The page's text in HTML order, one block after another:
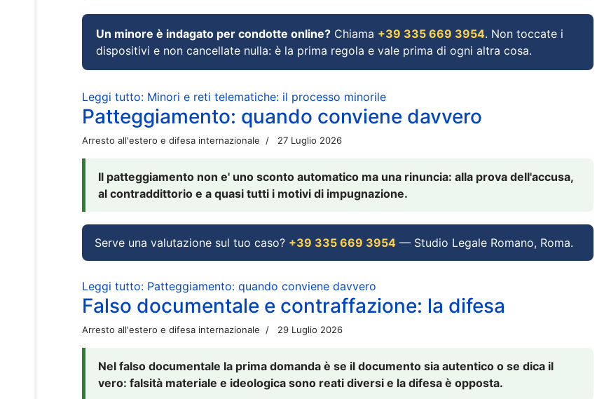
Un minore è indagato per condotte online? Chiama +39 335 669 3954. Non toccate i
dispositivi e non cancellate nulla: è la prima regola e vale prima di ogni altra cosa.
Leggi tutto: Minori e reti telematiche: il processo minorile
Patteggiamento: quando conviene davvero
Arresto all'estero e difesa internazionale 27 Luglio 2026
Il patteggiamento non e' uno sconto automatico ma una rinuncia: alla prova dell'accusa,
al contraddittorio e a quasi tutti i motivi di impugnazione.
Serve una valutazione sul tuo caso? +39 335 669 3954 — Studio Legale Romano, Roma.
Leggi tutto: Patteggiamento: quando conviene davvero
Falso documentale e contraffazione: la difesa
Arresto all'estero e difesa internazionale 29 Luglio 2026
Nel falso documentale la prima domanda è se il documento sia autentico o se dica il
vero: falsità materiale e ideologica sono reati diversi e la difesa è opposta.